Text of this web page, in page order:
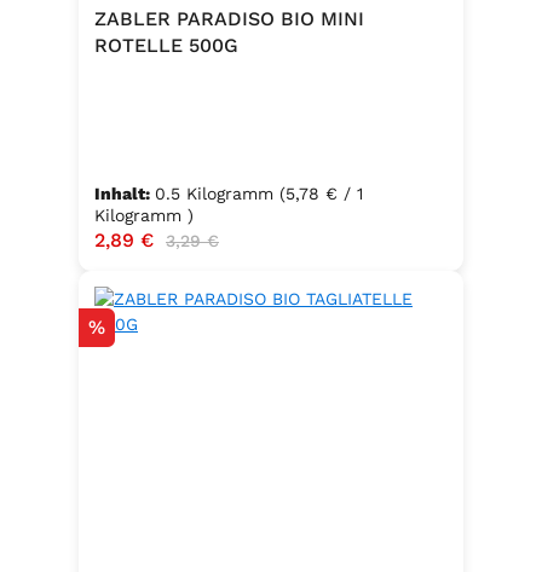
Trennmittel Calciumsalze der
Speisefettsäuren, Folsäure,
ZABLER PARADISO BIO MINI
ROTELLE 500G
Inhalt: 0.5 Kilogramm (5,78 € / 1
Kilogramm )
Verkaufspreis:
2,89 € Regulärer Preis:
3,29 €
Rabatt
%